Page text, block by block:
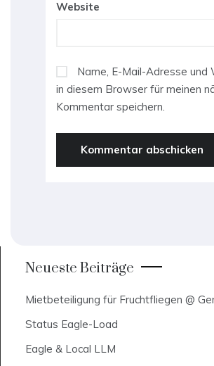
Website
Name, E-Mail-Adresse und
in diesem Browser für meinen
Kommentar speichern.
Neueste Beiträge
Mietbeteiligung für Fruchtfliegen @
Status Eagle-Load
Eagle & Local LLM